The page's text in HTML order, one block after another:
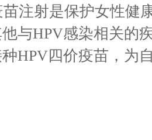
注射是保护女性健
与HPV感染相关的
HPV四价疫苗，为